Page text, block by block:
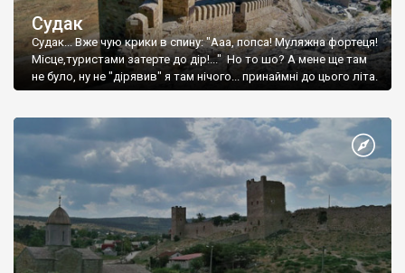
Судак
Судак... Вже чую крики в спину: "Ааа, попса! Муляжна фортеця!
Місце,туристами затерте до дір!..." Но то шо? А мене ще там
не було, ну не "дірявив" я там нічого... принаймні до цього літа.